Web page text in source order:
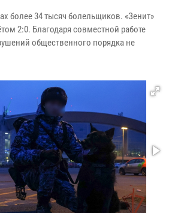
более 34 тысяч болельщиков. «Зенит»
2:0. Благодаря совместной работе
общественного порядка не